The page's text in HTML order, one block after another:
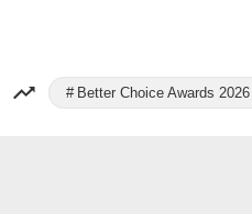
Better Choice Awards 2026